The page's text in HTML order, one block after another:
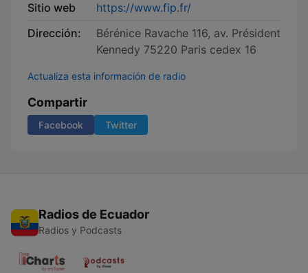
Sitio web
https://www.fip.fr/
Dirección:
Bérénice Ravache 116, av. Président
Kennedy 75220 Paris cedex 16
Actualiza esta información de radio
Compartir
Facebook Twitter
Radios de Ecuador
Radios y Podcasts